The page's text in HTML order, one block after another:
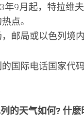
年9月起，特拉维
点。
邮局或以色列境
国际电话国家代
的天气如何? 什麽